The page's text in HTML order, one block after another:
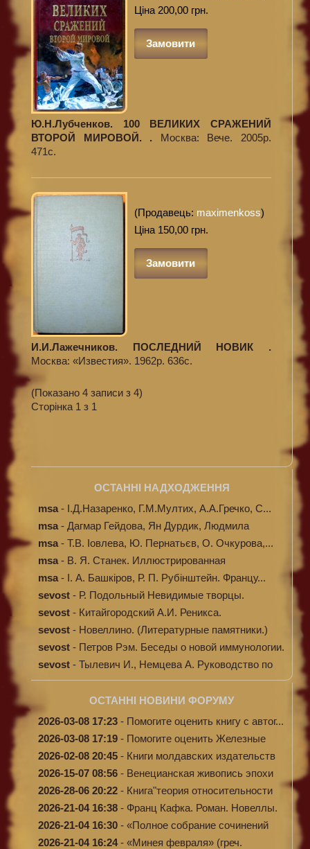
Ціна 200,00 грн.
Замовити
Ю.Н.Лубченков. 100 ВЕЛИКИХ СРАЖЕНИЙ
ВТОРОЙ МИРОВОЙ. . Москва: Вече. 2005р.
471с.
(Продавець: maximenkoss)
Ціна 150,00 грн.
Замовити
И.И.Лажечников. ПОСЛЕДНИЙ НОВИК .
Москва: «Известия». 1962р. 636с.
(Показано 4 записи з 4)
Сторінка 1 з 1
ОСТАННІ НАДХОДЖЕННЯ
msa - І.Д.Назаренко, Г.М.Мултих, А.А.Гречко, С...
msa - Дагмар Гейдова, Ян Дурдик, Людмила
Кибал...
msa - Т.В. Іовлева, Ю. Пернатьєв, О. Очкурова,...
msa - В. Я. Станек. Иллюстрированная
энциклопе...
msa - І. А. Башкіров, Р. П. Рубінштейн. Францу...
sevost - Р. Подольный Невидимые творцы.
sevost - Китайгородский А.И. Реникса.
sevost - Новеллино. (Литературные памятники.)
sevost - Петров Рэм. Беседы о новой иммунологии.
sevost - Тылевич И., Немцева А. Руководство по
ме...
ОСТАННІ НОВИНИ ФОРУМУ
2026-03-08 17:23 - Помогите оценить книгу с автог...
2026-03-08 17:19 - Помогите оценить Железные
доро...
2026-02-08 20:45 - Книги молдавских издательств
2026-15-07 08:56 - Венецианская живопись эпохи
Во...
2026-28-06 20:22 - Книга"теория относительности
и...
2026-21-04 16:38 - Франц Кафка. Роман. Новеллы.
П...
2026-21-04 16:30 - «Полное собрание сочинений
А.Н...
2026-21-04 16:24- «Минея февраля» (греч.